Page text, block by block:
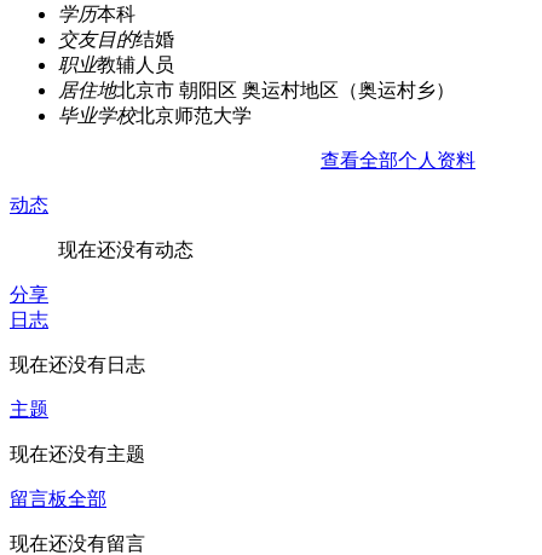
学历本科
交友目的结婚
职业教辅人员
居住地北京市 朝阳区 奥运村地区（奥运村乡）
毕业学校北京师范大学
查看全部个人资料
动态
现在还没有动态
分享
日志
现在还没有日志
主题
现在还没有主题
留言板全部
现在还没有留言